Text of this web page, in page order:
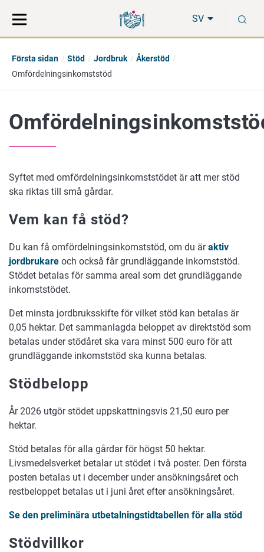
direkt
till
på
hela
SV
Första sidan Stöd Jordbruk
Åkerstöd
Omfördelningsinkomststöd
Syftet med omfördelningsinkomststödet är att mer stöd
ska riktas till små gårdar.
Vem kan få stöd?
Du kan få omfördelningsinkomststöd, om du äraktiv
jordbrukare och också får grundläggande inkomststöd.
Stödet betalas för samma areal som det grundläggande
inkomststödet.
Det minsta jordbruksskifte för vilket stöd kan betalas är
0,05 hektar. Det sammanlagda beloppet av direktstöd som
betalas under stödåret ska vara minst 500 euro för att
grundläggande inkomststöd ska kunna betalas.
Stödbelopp
År 2026 utgör stödet uppskattningsvis 21,50 euro per
hektar.
Stöd betalas för alla gårdar för högst 50 hektar.
Livsmedelsverket betalar ut stödet i två poster. Den första
posten betalas ut i december under ansökningsåret och
restbeloppet betalas ut i juni året efter ansökningsåret.
Se den preliminära utbetalningstidtabellen för alla stöd
Stödvillkor